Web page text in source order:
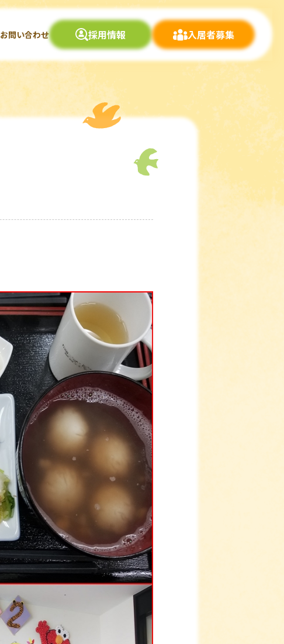
お問い合わせ 採用情報 入居者募集